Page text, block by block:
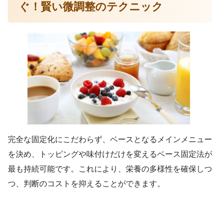
ぐ！賢い微調整のテクニック
完全な固定化にこだわらず、ベースとなるメインメニュー
を決め、トッピングや味付けだけを変えるベース固定法が
最も持続可能です。これにより、栄養の多様性を確保しつ
つ、判断のコストを抑えることができます。